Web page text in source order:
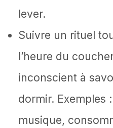
lever.
Suivre un rituel
l’heure du
inconscient à
dormir. Exemples
musique,